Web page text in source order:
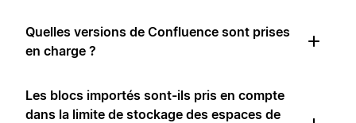
Quelles versions de Confluence sont prises
en charge ?
Les blocs importés sont-ils pris en compte
dans la limite de stockage des espaces de